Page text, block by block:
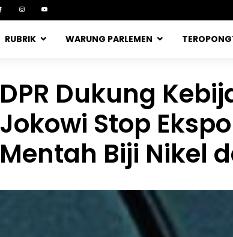
RUBRIK WARUNG PARLEMEN
DPR Dukung
Jokowi Stop
Mentah Biji Nikel